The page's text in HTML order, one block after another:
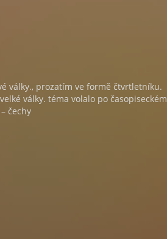
války., prozatím ve formě čtvrtletníku.
války. téma volalo po časopiseckém
čechy